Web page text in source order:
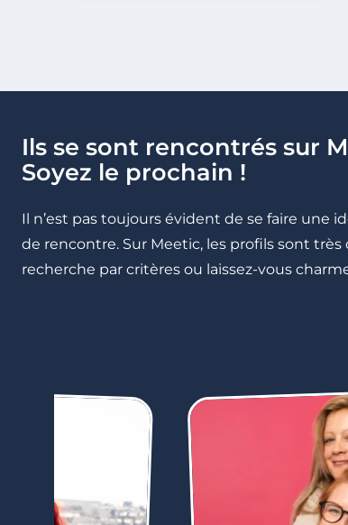
Ils se sont rencontrés sur
Soyez le prochain !
Il n’est pas toujours évident de se faire une
de rencontre. Sur Meetic, les profils sont
recherche par critères ou laissez-vous